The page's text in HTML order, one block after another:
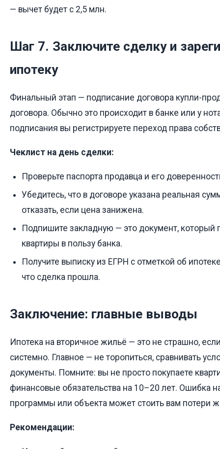
— вычет будет с 2,5 млн.
Шаг 7. Заключите сделку и
ипотеку
Финальный этап — подписание договора купли-
договора. Обычно это происходит в банке или у
подписания вы регистрируете переход права
Чеклист на день сделки:
Проверьте паспорта продавца и его
Убедитесь, что в договоре указана реальная
отказать, если цена занижена.
Подпишите закладную — это документ, который
квартиры в пользу банка.
Получите выписку из ЕГРН с отметкой об
что сделка прошла.
Заключение: главные выводы
Ипотека на вторичное жильё — это не страшно,
системно. Главное — не торопиться, сравнивать
документы. Помните: вы не просто покупаете
финансовые обязательства на 10–20 лет. Ошибка
программы или объекта может стоить вам потери
Рекомендации: